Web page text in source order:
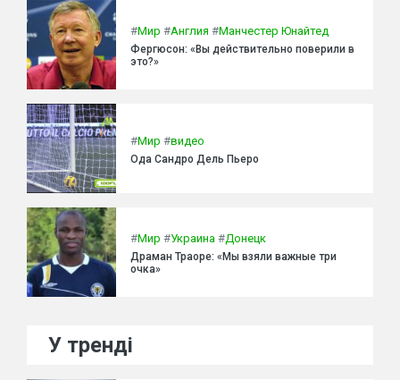
#Мир #Англия #Манчестер Юнайтед
Фергюсон: «Вы действительно поверили в
это?»
#Мир #видео
Ода Сандро Дель Пьеро
#Мир #Украина #Донецк
Драман Траоре: «Мы взяли важные три
очка»
У тренді